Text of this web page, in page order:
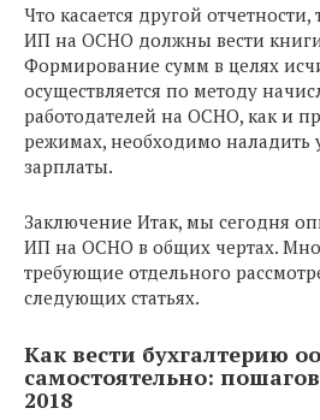
Что касается другой
ИП на ОСНО должны вести
Формирование сумм в целях
осуществляется по методу
работодателей на ОСНО, как и
режимах, необходимо наладить
зарплаты.
Заключение Итак, мы сегодня
ИП на ОСНО в общих чертах.
требующие отдельного
следующих статьях.
Как вести бухгалтерию
самостоятельно:
2018